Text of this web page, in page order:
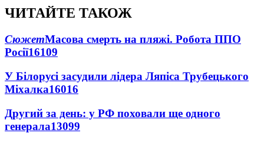
ЧИТАЙТЕ ТАКОЖ
СюжетМасова смерть на пляжі. Робота ППО
Росії16109
У Білорусі засудили лідера Ляпіса Трубецького
Міхалка16016
Другий за день: у РФ поховали ще одного
генерала13099